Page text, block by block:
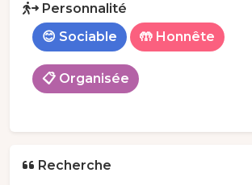
Personnalité
😊 Sociable
🤲 Honnête
📋 Organisée
Recherche